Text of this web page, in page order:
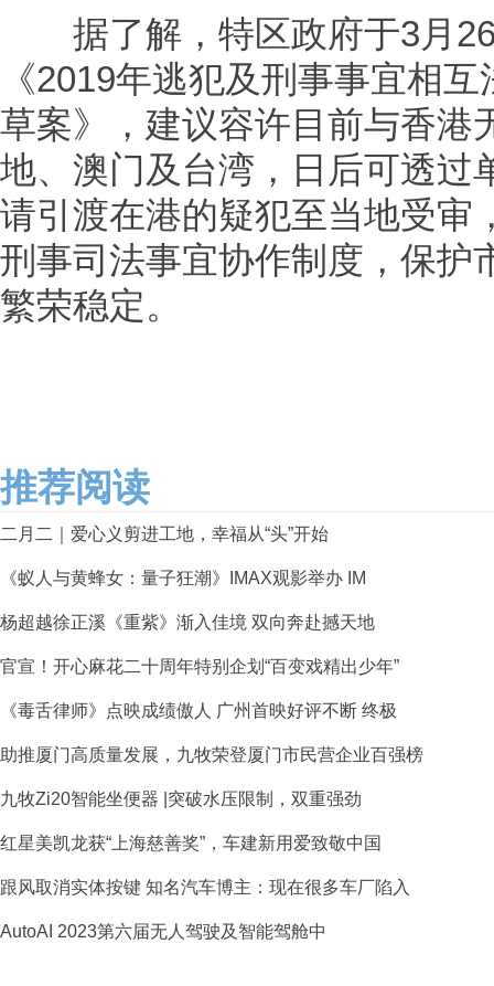
据了解，特区政府于3月26
《2019年逃犯及刑事事宜相
草案》，建议容许目前与香港
地、澳门及台湾，日后可透过
请引渡在港的疑犯至当地受审
刑事司法事宜协作制度，保护
繁荣稳定。
推荐阅读
二月二｜爱心义剪进工地，幸福从“头”开始
《蚁人与黄蜂女：量子狂潮》IMAX观影举办 IM
杨超越徐正溪《重紫》渐入佳境 双向奔赴撼天地
官宣！开心麻花二十周年特别企划“百变戏精出少年”
《毒舌律师》点映成绩傲人 广州首映好评不断 终极
助推厦门高质量发展，九牧荣登厦门市民营企业百强榜
九牧Zi20智能坐便器 |突破水压限制，双重强劲
红星美凯龙获“上海慈善奖”，车建新用爱致敬中国
跟风取消实体按键 知名汽车博主：现在很多车厂陷入
AutoAI 2023第六届无人驾驶及智能驾舱中